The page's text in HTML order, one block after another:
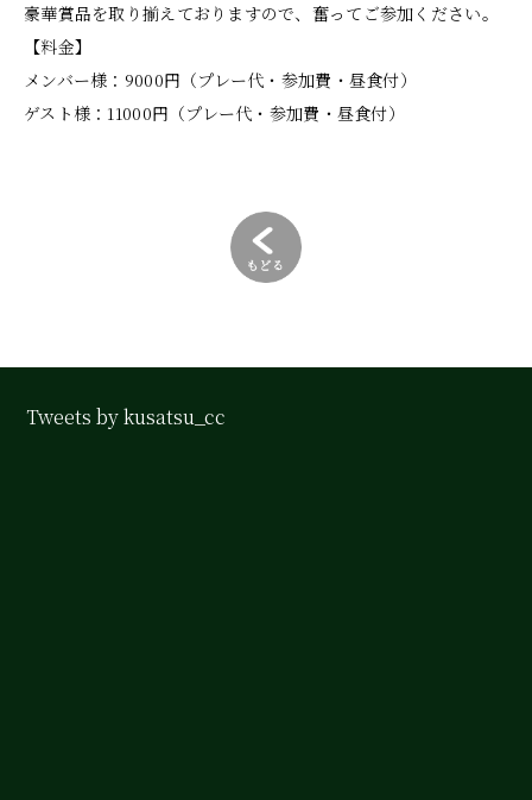
豪華賞品を取り揃えておりますので、奮ってご参加ください。
【料金】
メンバー様：9000円（プレー代・参加費・昼食付）
ゲスト様：11000円（プレー代・参加費・昼食付）
Tweets by kusatsu_cc